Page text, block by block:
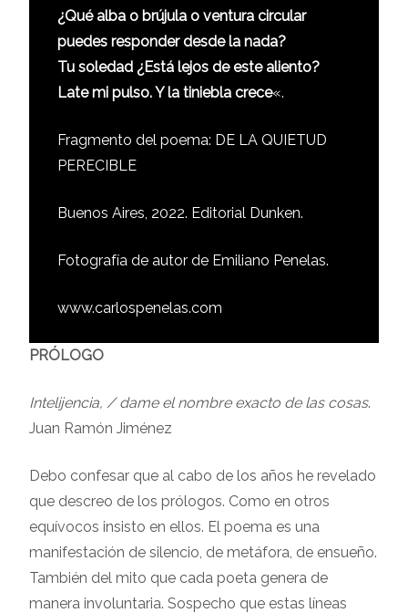
¿Qué alba o brújula o ventura circular
puedes responder desde la nada?
Tu soledad ¿Está lejos de este aliento?
Late mi pulso. Y la tiniebla crece«.
Fragmento del poema: DE LA QUIETUD
PERECIBLE
Buenos Aires, 2022. Editorial Dunken.
Fotografía de autor de Emiliano Penelas.
www.carlospenelas.com
PRÓLOGO
Intelijencia, / dame el nombre exacto de las cosas.
Juan Ramón Jiménez
Debo confesar que al cabo de los años he revelado
que descreo de los prólogos. Como en otros
equívocos insisto en ellos. El poema es una
manifestación de silencio, de metáfora, de ensueño.
También del mito que cada poeta genera de
manera involuntaria. Sospecho que estas líneas